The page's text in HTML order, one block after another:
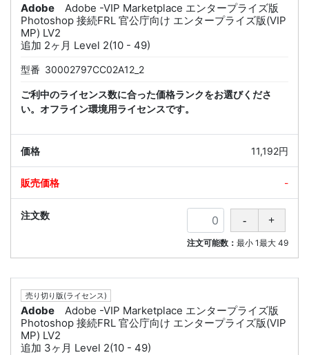
Adobe
Adobe -VIP Marketplace エンタープライズ版
Photoshop 接続FRL 官公庁向け エンタープライズ版(VIP
MP) LV2
追加 2ヶ月 Level 2(10 - 49)
型番 30002797CC02A12_2
ご利中のライセンス数に合った価格ランクをお選びくださ
い。オフライン環境用ライセンスです。
11,192円
-
注文可能数： 最小 1最大 49
売り切り版(ライセンス)
Adobe
Adobe -VIP Marketplace エンタープライズ版
Photoshop 接続FRL 官公庁向け エンタープライズ版(VIP
MP) LV2
追加 3ヶ月 Level 2(10 - 49)